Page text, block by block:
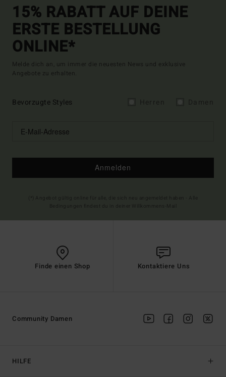
15% RABATT AUF DEINE
ERSTE BESTELLUNG
ONLINE*
Melde dich an, um immer die neuesten News und exklusive
Angebote zu erhalten.
Bevorzugte Styles
Anmelden
Finde einen Shop Kontaktiere Uns
HILFE
Community Damen